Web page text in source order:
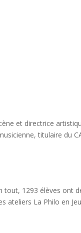
et directrice
titulaire du
tout, 1293 élèves
ateliers La Philo en